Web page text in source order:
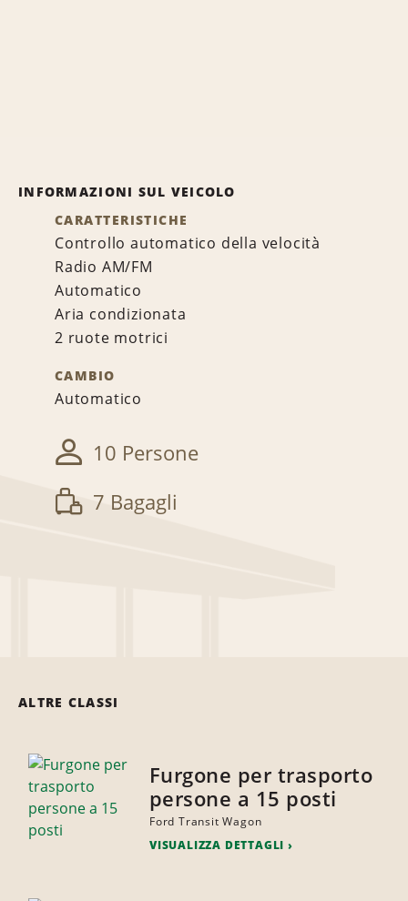
INFORMAZIONI SUL VEICOLO
CARATTERISTICHE
Controllo automatico della velocità
Radio AM/FM
Automatico
Aria condizionata
2 ruote motrici
CAMBIO
Automatico
10 Persone
7 Bagagli
ALTRE CLASSI
Furgone per trasporto
persone a 15 posti
Ford Transit Wagon
VISUALIZZA DETTAGLI